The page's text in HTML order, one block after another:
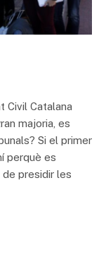
Civil Catalana
majoria, es
Si el primer
perquè es
presidir les